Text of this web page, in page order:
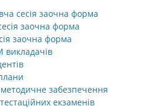
сесія заочна форма
заочна форма
заочна форма
викладачів
забезпечення
екзаменів